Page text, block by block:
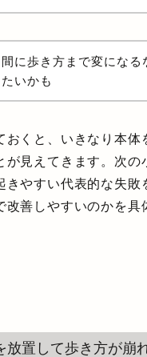
に歩き方まで変になる
いかも
おくと、いきなり本体
が見えてきます。次の
きやすい代表的な失敗
改善しやすいのかを具
放置して歩き方が崩